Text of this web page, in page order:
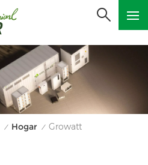
/ Hogar / Growatt